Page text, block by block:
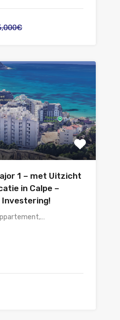
1 – met Uitzicht
in Calpe –
Investering!